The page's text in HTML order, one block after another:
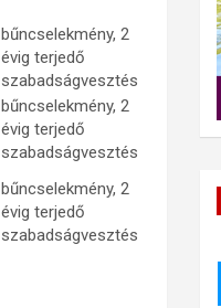
bűncselekmény, 2
évig terjedő
szabadságvesztés
bűncselekmény, 2
évig terjedő
szabadságvesztés
bűncselekmény, 2
évig terjedő
szabadságvesztés